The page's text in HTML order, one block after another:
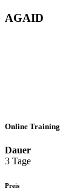
AGAID
Online Training
Dauer
3 Tage
Preis